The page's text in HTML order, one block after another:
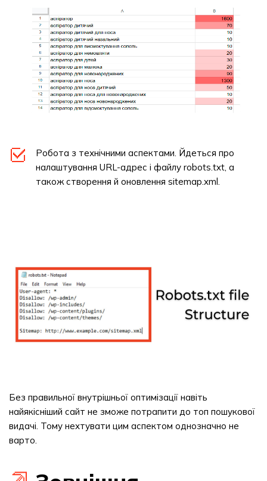
Робота з технічними аспектами. Йдеться про
налаштування URL-адрес і файлу robots.txt, а
також створення й оновлення sitemap.xml.
Без правильної внутрішньої оптимізації навіть
найякісніший сайт не зможе потрапити до топ пошукової
видачі. Тому нехтувати цим аспектом однозначно не
варто.